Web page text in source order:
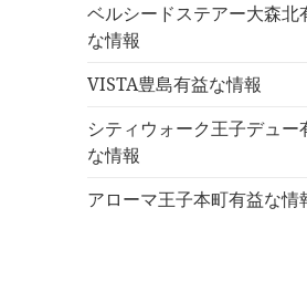
ベルシードステアー大森北
な情報
VISTA豊島有益な情報
シティウォーク王子デュー
な情報
アローマ王子本町有益な情